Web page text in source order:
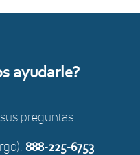
ayudarle?
preguntas.
888-225-6753